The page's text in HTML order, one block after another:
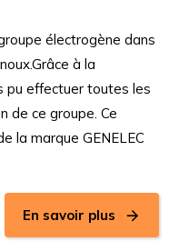
électrogène dans
à la
pu effectuer toutes les
de ce groupe. Ce
la marque GENELEC
En savoir plus